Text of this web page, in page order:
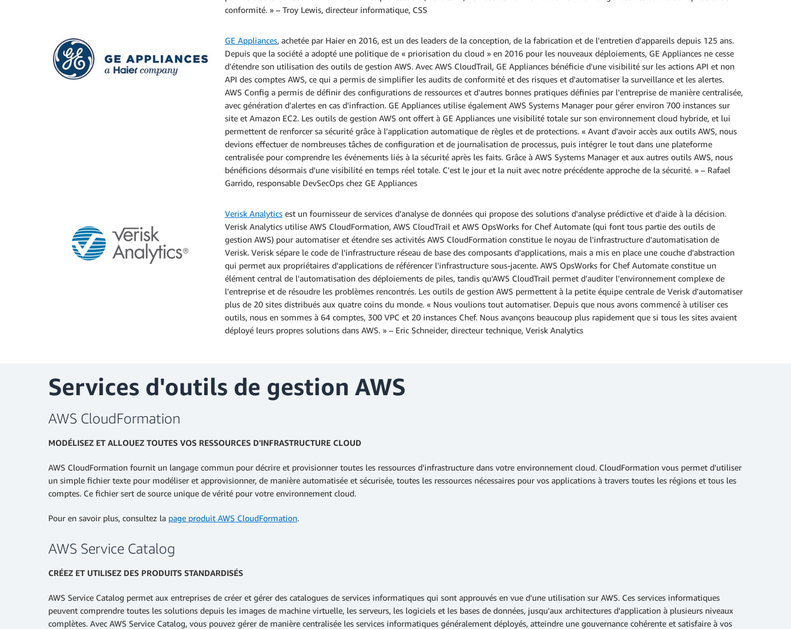
conformité. » – Troy Lewis, directeur informatique, CSS
GE Appliances, achetée par Haier en 2016, est un des leaders de la conception, de la fabrication et de l'entretien d'appareils depuis 125 ans.
Depuis que la société a adopté une politique de « priorisation du cloud » en 2016 pour les nouveaux déploiements, GE Appliances ne cesse
d'étendre son utilisation des outils de gestion AWS. Avec AWS CloudTrail, GE Appliances bénéficie d'une visibilité sur les actions API et non
API des comptes AWS, ce qui a permis de simplifier les audits de conformité et des risques et d'automatiser la surveillance et les alertes.
AWS Config a permis de définir des configurations de ressources et d'autres bonnes pratiques définies par l'entreprise de manière centralisée,
avec génération d'alertes en cas d'infraction. GE Appliances utilise également AWS Systems Manager pour gérer environ 700 instances sur
site et Amazon EC2. Les outils de gestion AWS ont offert à GE Appliances une visibilité totale sur son environnement cloud hybride, et lui
permettent de renforcer sa sécurité grâce à l'application automatique de règles et de protections. « Avant d'avoir accès aux outils AWS, nous
devions effectuer de nombreuses tâches de configuration et de journalisation de processus, puis intégrer le tout dans une plateforme
centralisée pour comprendre les événements liés à la sécurité après les faits. Grâce à AWS Systems Manager et aux autres outils AWS, nous
bénéficions désormais d'une visibilité en temps réel totale. C'est le jour et la nuit avec notre précédente approche de la sécurité. » – Rafael
Garrido, responsable DevSecOps chez GE Appliances
Verisk Analytics est un fournisseur de services d'analyse de données qui propose des solutions d'analyse prédictive et d'aide à la décision.
Verisk Analytics utilise AWS CloudFormation, AWS CloudTrail et AWS OpsWorks for Chef Automate (qui font tous partie des outils de
gestion AWS) pour automatiser et étendre ses activités AWS CloudFormation constitue le noyau de l'infrastructure d'automatisation de
Verisk. Verisk sépare le code de l'infrastructure réseau de base des composants d'applications, mais a mis en place une couche d'abstraction
qui permet aux propriétaires d'applications de référencer l'infrastructure sous-jacente. AWS OpsWorks for Chef Automate constitue un
élément central de l'automatisation des déploiements de piles, tandis qu'AWS CloudTrail permet d'auditer l'environnement complexe de
l'entreprise et de résoudre les problèmes rencontrés. Les outils de gestion AWS permettent à la petite équipe centrale de Verisk d'automatiser
plus de 20 sites distribués aux quatre coins du monde. « Nous voulions tout automatiser. Depuis que nous avons commencé à utiliser ces
outils, nous en sommes à 64 comptes, 300 VPC et 20 instances Chef. Nous avançons beaucoup plus rapidement que si tous les sites avaient
déployé leurs propres solutions dans AWS. » – Eric Schneider, directeur technique, Verisk Analytics
Services d'outils de gestion AWS
AWS CloudFormation
MODÉLISEZ ET ALLOUEZ TOUTES VOS RESSOURCES D'INFRASTRUCTURE CLOUD
AWS CloudFormation fournit un langage commun pour décrire et provisionner toutes les ressources d'infrastructure dans votre environnement cloud. CloudFormation vous permet d'utiliser
un simple fichier texte pour modéliser et approvisionner, de manière automatisée et sécurisée, toutes les ressources nécessaires pour vos applications à travers toutes les régions et tous les
comptes. Ce fichier sert de source unique de vérité pour votre environnement cloud.
Pour en savoir plus, consultez la page produit AWS CloudFormation.
AWS Service Catalog
CRÉEZ ET UTILISEZ DES PRODUITS STANDARDISÉS
AWS Service Catalog permet aux entreprises de créer et gérer des catalogues de services informatiques qui sont approuvés en vue d'une utilisation sur AWS. Ces services informatiques
peuvent comprendre toutes les solutions depuis les images de machine virtuelle, les serveurs, les logiciels et les bases de données, jusqu'aux architectures d'application à plusieurs niveaux
complètes. Avec AWS Service Catalog, vous pouvez gérer de manière centralisée les services informatiques généralement déployés, atteindre une gouvernance cohérente et satisfaire à vos